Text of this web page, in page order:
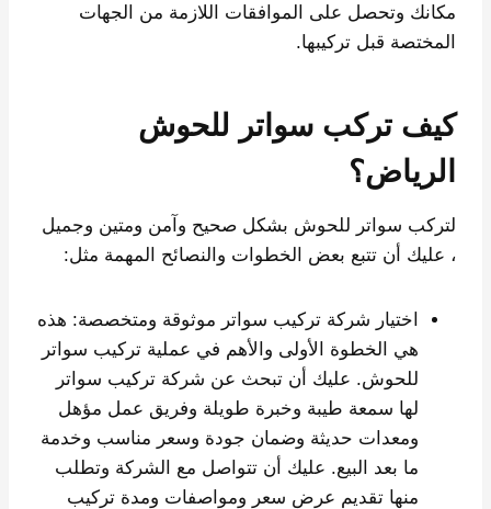
مكانك وتحصل على الموافقات اللازمة من الجهات
المختصة قبل تركيبها.
كيف تركب سواتر للحوش
الرياض؟
لتركب سواتر للحوش بشكل صحيح وآمن ومتين وجميل
، عليك أن تتبع بعض الخطوات والنصائح المهمة مثل:
اختيار شركة تركيب سواتر موثوقة ومتخصصة: هذه
هي الخطوة الأولى والأهم في عملية تركيب سواتر
للحوش. عليك أن تبحث عن شركة تركيب سواتر
لها سمعة طيبة وخبرة طويلة وفريق عمل مؤهل
ومعدات حديثة وضمان جودة وسعر مناسب وخدمة
ما بعد البيع. عليك أن تتواصل مع الشركة وتطلب
منها تقديم عرض سعر ومواصفات ومدة تركيب